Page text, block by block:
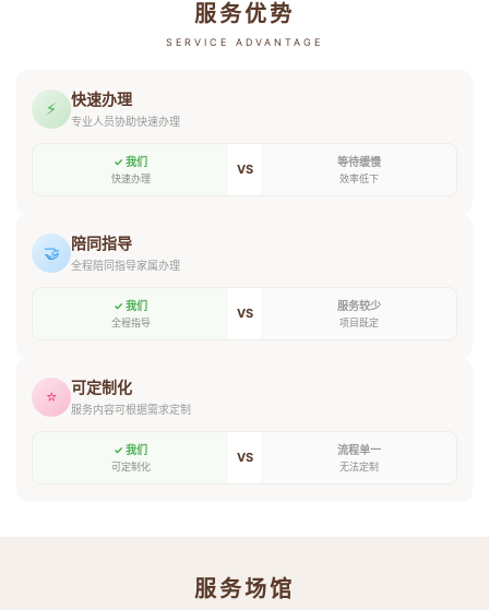
服务优势
SERVICE ADVANTAGE
⚡ 快速办理
专业人员协助快速办理
✓ 我们
快速办理
VS 等待缓慢
效率低下
🤝 陪同指导
全程陪同指导家属办理
✓ 我们
全程指导
VS 服务较少
项目既定
⭐ 可定制化
服务内容可根据需求定制
✓ 我们
可定制化
VS 流程单一
无法定制
服务场馆